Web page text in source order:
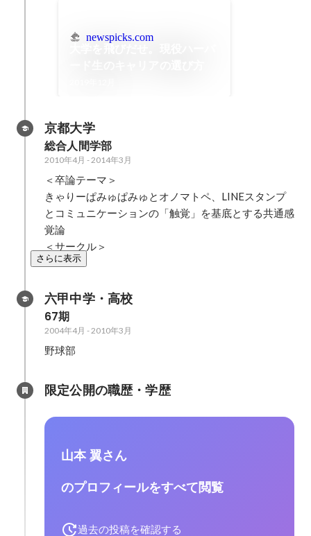
newspicks.com
京都大学
総合人間学部
2010年4月 - 2014年3月
＜卒論テーマ＞
きゃりーぱみゅぱみゅとオノマトペ、LINEスタンプ
とコミュニケーションの「触覚」を基底とする共通感
覚論
＜サークル＞
さらに表示
六甲中学・高校
67期
2004年4月 - 2010年3月
野球部
限定公開の職歴・学歴
山本 翼さん
のプロフィールをすべて閲覧
過去の投稿を確認する